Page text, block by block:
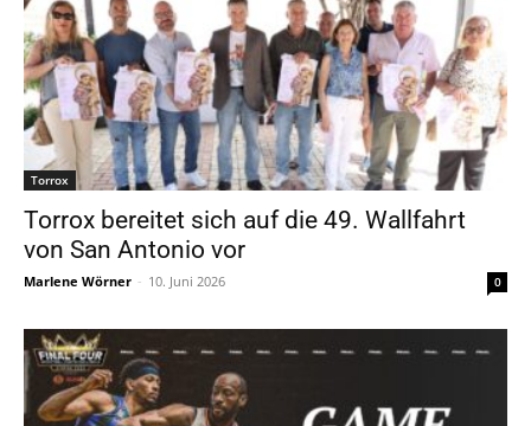
Torrox
Torrox bereitet sich auf die 49. Wallfahrt
von San Antonio vor
Marlene Wörner - 10. Juni 2026 0